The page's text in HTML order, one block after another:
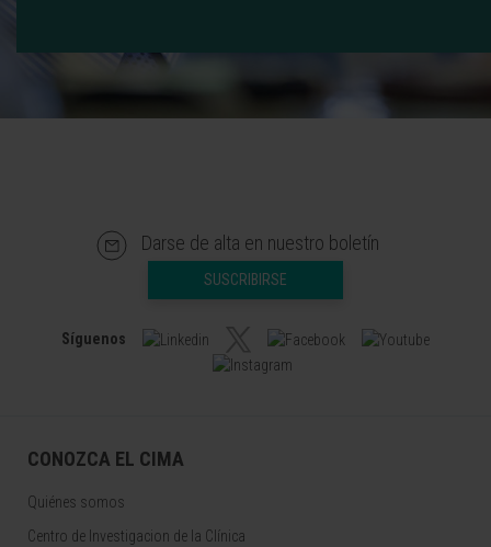
Darse de alta en nuestro boletín
SUSCRIBIRSE
Síguenos
CONOZCA EL CIMA
Quiénes somos
Centro de Investigacion de la Clínica